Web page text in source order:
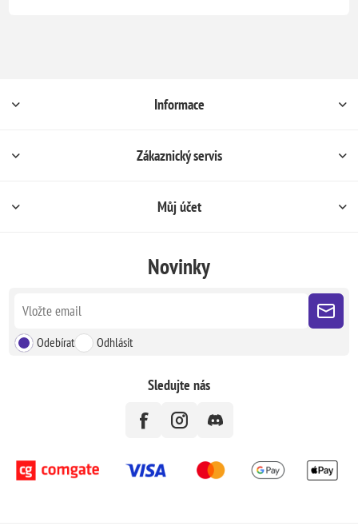
Informace
Zákaznický servis
Můj účet
Novinky
Odebírat Odhlásit
Sledujte nás